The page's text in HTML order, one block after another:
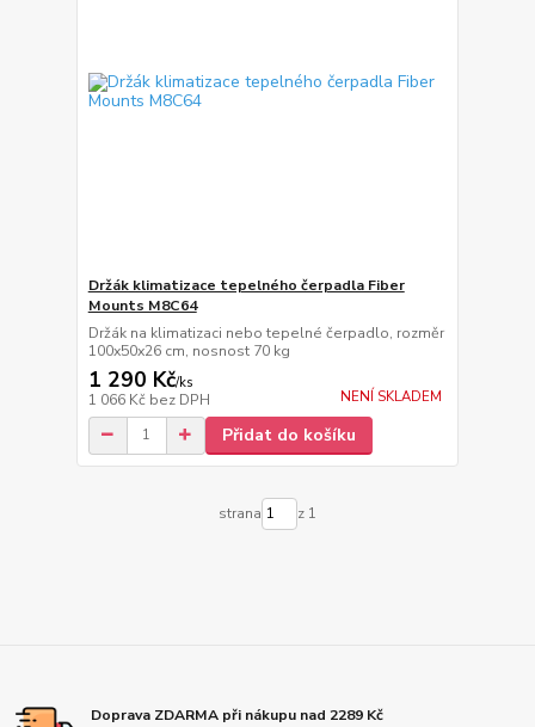
Držák klimatizace tepelného čerpadla Fiber
Mounts M8C64
Držák na klimatizaci nebo tepelné čerpadlo, rozměr
100x50x26 cm, nosnost 70 kg
1 290 Kč/ks
1 066 Kč bez DPH NENÍ SKLADEM
Přidat do košíku
strana z 1
Doprava ZDARMA při nákupu nad 2289 Kč